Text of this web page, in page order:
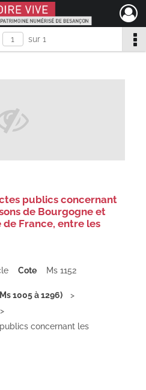
de Besançon
sur 1
publics concernant
de Bourgogne et
France, entre les
Cote Ms 1152
1005 à 1296)
concernant les